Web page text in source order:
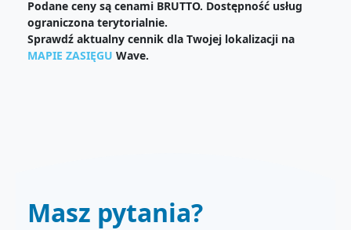
Podane ceny są cenami BRUTTO. Dostępność usług
ograniczona terytorialnie.
Sprawdź aktualny cennik dla Twojej lokalizacji na
MAPIE ZASIĘGU Wave.
Masz pytania?